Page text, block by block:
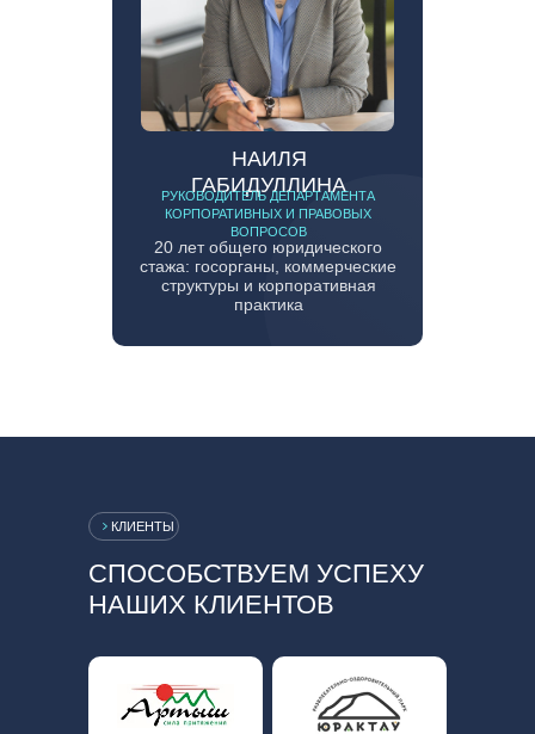
НАИЛЯ
ГАБИДУЛЛИНА
РУКОВОДИТЕЛЬ ДЕПАРТАМЕНТА
КОРПОРАТИВНЫХ И ПРАВОВЫХ
ВОПРОСОВ
20 лет общего юридического
стажа: госорганы, коммерческие
структуры и корпоративная
практика
СПОСОБСТВУЕМ УСПЕХУ
НАШИХ КЛИЕНТОВ
КЛИЕНТЫ